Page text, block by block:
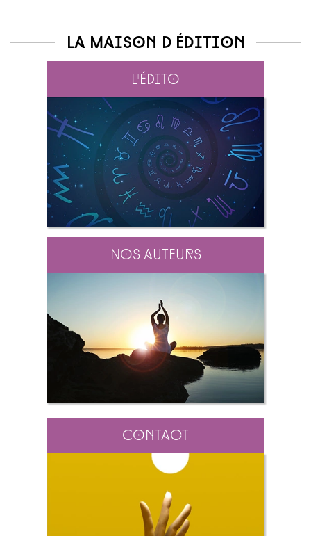
La maison d'édition
L'édito
Nos auteurs
Contact